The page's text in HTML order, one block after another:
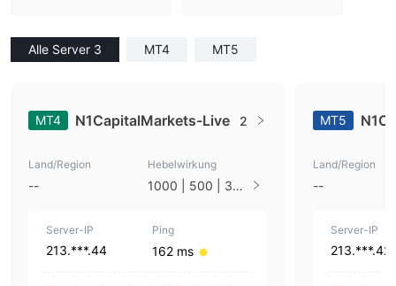
Alle Server 3 MT4 MT5
MT4 N1CapitalMarkets-Live 2
Land/Region
--
Hebelwirkung
1000 | 500 | 330
Server-IP
213.***.44
Ping
162 ms
MT5
Land/Region
--
Server-IP
213.***.42